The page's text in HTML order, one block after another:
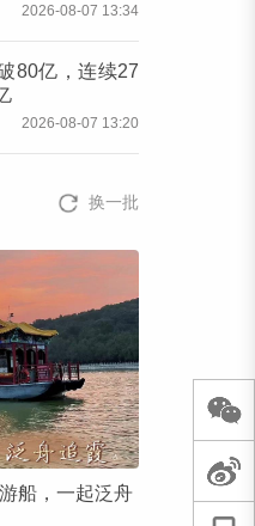
2026-08-07 13:34
80亿，连续27
2026-08-07 13:20
换一批
船，一起泛舟